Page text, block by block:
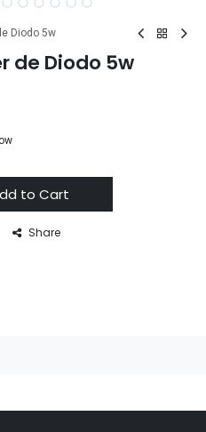
Diodo 5w
de Diodo 5w
to Cart
Share